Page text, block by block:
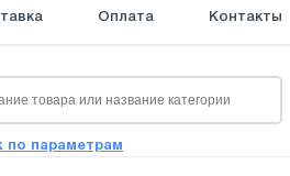
Оплата Контакты
по параметрам